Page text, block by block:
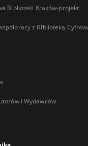
Biblioteki Kraków-projekt
z Biblioteką
i Wydawców